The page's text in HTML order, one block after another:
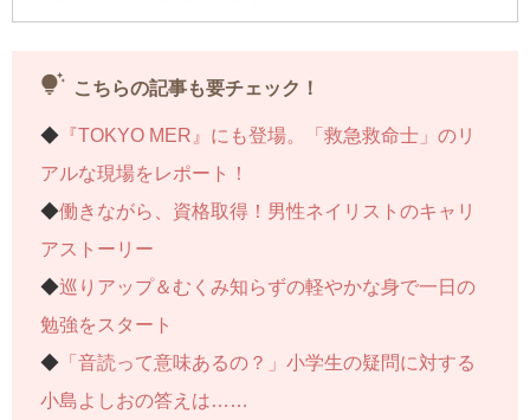
◆子どもを伸ばす声掛けのコツ……今回はコチラ
連載記事一覧へ>>
tips_and_updates こちらの記事も要チェック！
◆ 『TOKYO MER』にも登場。「救急救命士」のリ
アルな現場をレポート！
◆働きながら、資格取得！男性ネイリストのキャリ
アストーリー
◆巡りアップ＆むくみ知らずの軽やかな身で一日の
勉強をスタート
◆ 「音読って意味あるの？」小学生の疑問に対する
小島よしおの答えは……